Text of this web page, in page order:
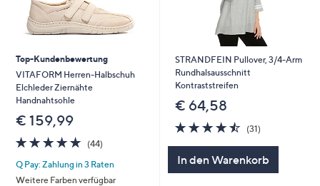
Top-Kundenbewertung
VITAFORM Herren-Halbschuh
Elchleder Ziernähte
Handnahtsohle
€ 159,99
4.8
von
5
(44)
Q Pay: Zahlung in 3 Raten
Weitere Farben verfügbar
STRANDFEIN Pullover, 3/4-Arm
Rundhalsausschnitt
Kontraststreifen
€ 64,58
4.5
von
5
(31)
In den Warenkorb